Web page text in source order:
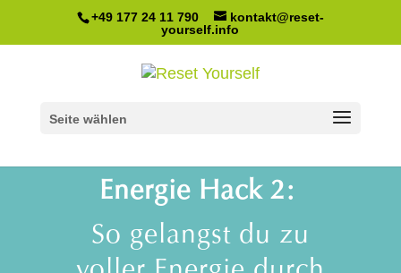
+49 177 24 11 790
kontakt@reset-
yourself.info
Seite wählen
Energie Hack 2:
So gelangst du zu